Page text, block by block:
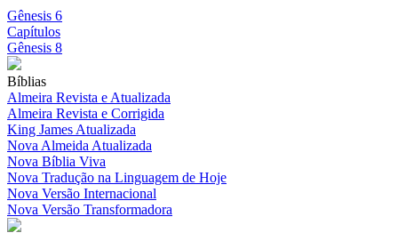
Gênesis 6
Capítulos
Gênesis 8
Bíblias
Almeira Revista e Atualizada
Almeira Revista e Corrigida
King James Atualizada
Nova Almeida Atualizada
Nova Bíblia Viva
Nova Tradução na Linguagem de Hoje
Nova Versão Internacional
Nova Versão Transformadora